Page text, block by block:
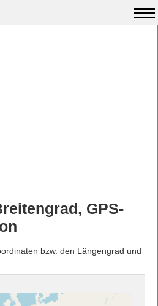
GPS-
bzw. den Längengrad und